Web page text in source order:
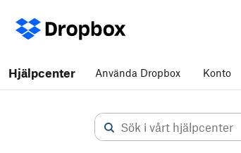
Hjälpcenter Använda Dropbox Konto